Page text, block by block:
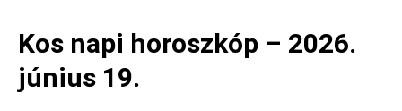
Kos napi horoszkóp – 2026.
június 19.